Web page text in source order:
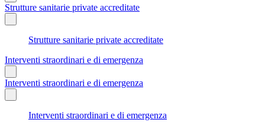
Strutture sanitarie private accreditate
Strutture sanitarie private accreditate
Interventi straordinari e di emergenza
Interventi straordinari e di emergenza
Interventi straordinari e di emergenza